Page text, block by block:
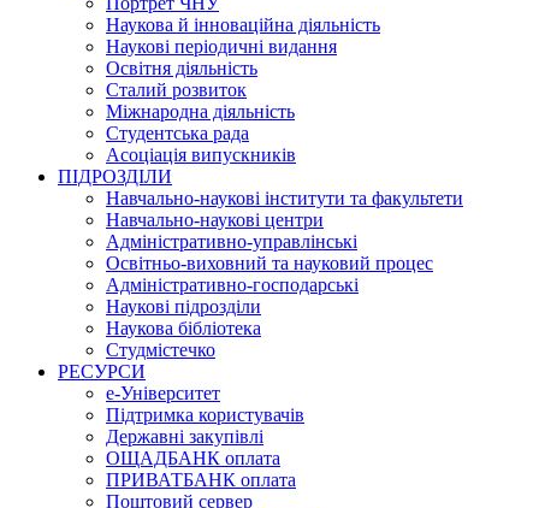
Наукова й інноваційна діяльність
Наукові періодичні видання
Освітня діяльність
Сталий розвиток
Міжнародна діяльність
Студентська рада
Асоціація випускників
ПІДРОЗДІЛИ
Навчально-наукові інститути та факультети
Навчально-наукові центри
Адміністративно-управлінські
Освітньо-виховний та науковий процес
Адміністративно-господарські
Наукові підрозділи
Наукова бібліотека
Студмістечко
РЕСУРСИ
е-Університет
Підтримка користувачів
Державні закупівлі
ОЩАДБАНК оплата
ПРИВАТБАНК оплата
Поштовий сервер